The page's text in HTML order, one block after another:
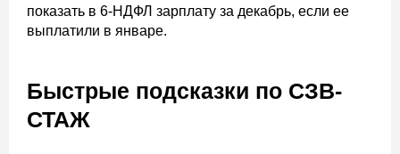
показать в 6-НДФЛ зарплату за декабрь, если ее
выплатили в январе.
Быстрые подсказки по СЗВ-
СТАЖ